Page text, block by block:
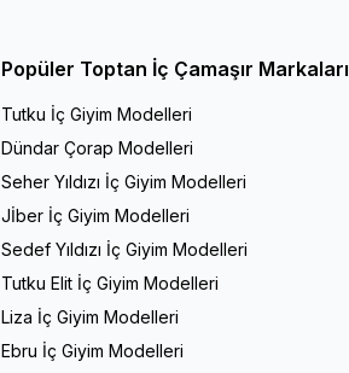
Popüler Toptan İç Çamaşır Markaları
Tutku İç Giyim Modelleri
Dündar Çorap Modelleri
Seher Yıldızı İç Giyim Modelleri
Jİber İç Giyim Modelleri
Sedef Yıldızı İç Giyim Modelleri
Tutku Elit İç Giyim Modelleri
Liza İç Giyim Modelleri
Ebru İç Giyim Modelleri